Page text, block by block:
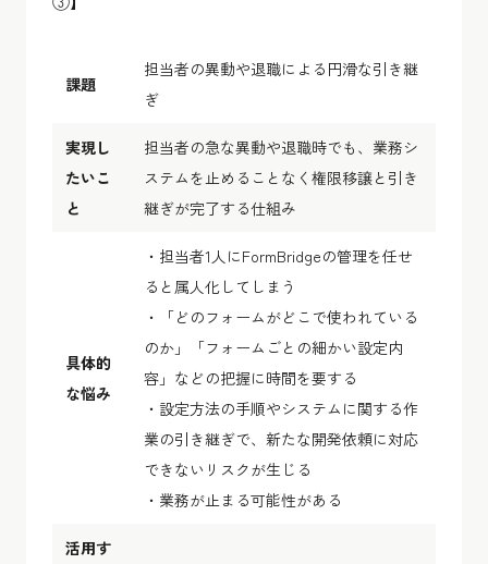
課題
担当者の異動や退職による円滑な引き継
ぎ
実現し
たいこ
と
担当者の急な異動や退職時でも、業務シ
ステムを止めることなく権限移譲と引き
継ぎが完了する仕組み
具体的
な悩み
・担当者1人にFormBridgeの管理を任せ
ると属人化してしまう
・「どのフォームがどこで使われている
のか」「フォームごとの細かい設定内
容」などの把握に時間を要する
・設定方法の手順やシステムに関する作
業の引き継ぎで、新たな開発依頼に対応
できないリスクが生じる
・業務が止まる可能性がある
活用す